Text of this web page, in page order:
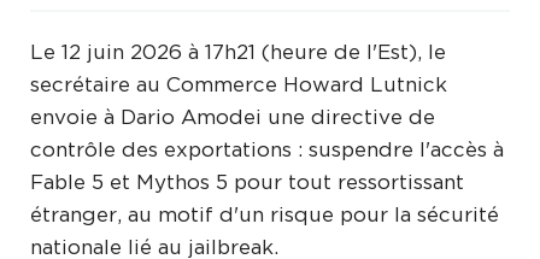
Le 12 juin 2026 à 17h21 (heure de l'Est), le
secrétaire au Commerce Howard Lutnick
envoie à Dario Amodei une directive de
contrôle des exportations : suspendre l'accès à
Fable 5 et Mythos 5 pour tout ressortissant
étranger, au motif d'un risque pour la sécurité
nationale lié au jailbreak.